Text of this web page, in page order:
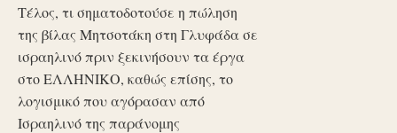
Τέλος, τι σηματοδοτούσε η πώληση
της βίλας Μητσοτάκη στη Γλυφάδα σε
ισραηλινό πριν ξεκινήσουν τα έργα
στο ΕΛΛΗΝΙΚΟ, καθώς επίσης, το
λογισμικό που αγόρασαν από
Ισραηλινό της παράνομης